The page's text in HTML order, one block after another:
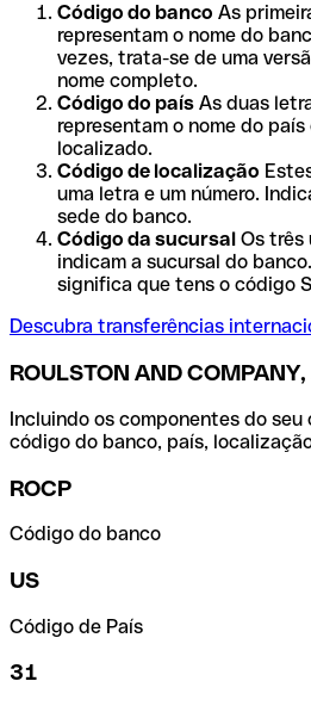
Código do banco As
representam o nome do
vezes, trata-se de uma
nome completo.
Código do país As duas
representam o nome do
localizado.
Código de localização
uma letra e um número.
sede do banco.
Código da sucursal Os três
indicam a sucursal do
significa que tens o código
Descubra transferências
ROULSTON AND
Incluindo os componentes do
código do banco, país,
ROCP
Código do banco
US
Código de País
31